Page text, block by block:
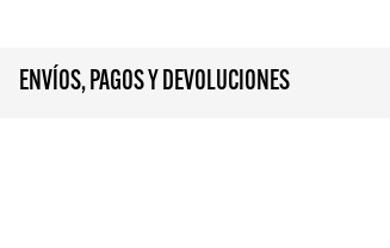
ENVÍOS, PAGOS Y DEVOLUCIONES